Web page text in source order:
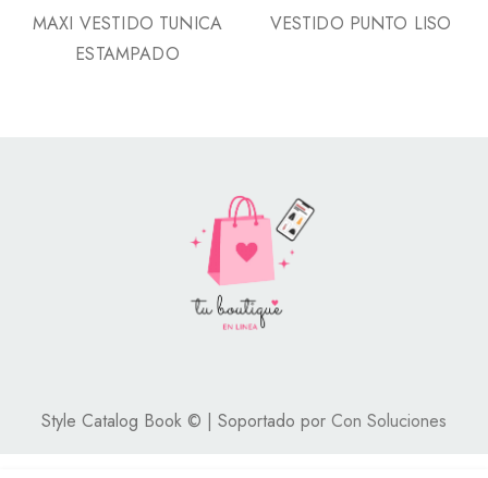
MAXI VESTIDO TUNICA
ESTAMPADO
VESTIDO PUNTO LISO
Style Catalog Book © | Soportado por Con Soluciones